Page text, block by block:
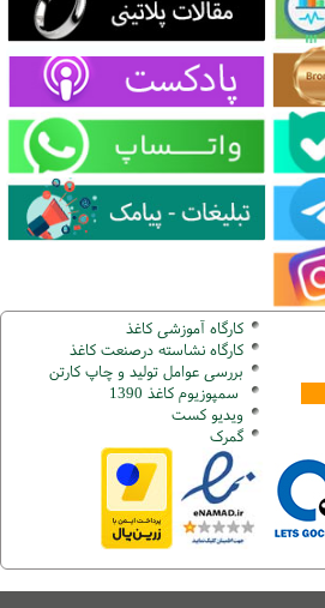
کارگاه آموزشی کاغذ
کارگاه نشاسته درصنعت کاغذ
بررسی عوامل تولید و چاپ کارتن
سمپوزیوم کاغذ 1390
ویدیو کست
گمرک